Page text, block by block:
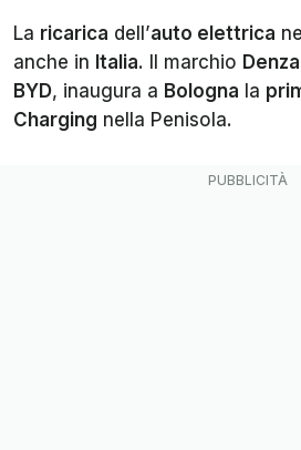
La ricarica dell’auto elettrica
anche in Italia. Il marchio Denza
BYD, inaugura a Bologna la
Charging nella Penisola.